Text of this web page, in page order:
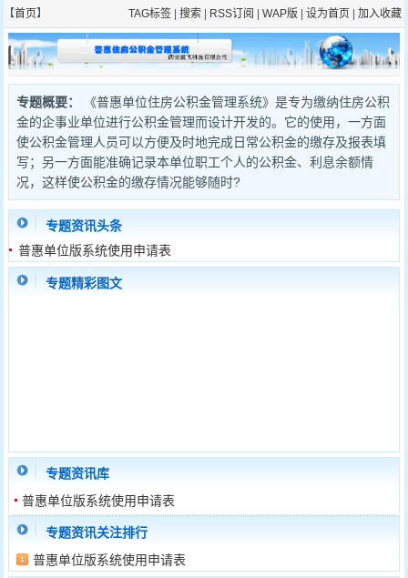
【首页】 TAG标签| 搜索| RSS订阅 WAP版 设为首页 加入收藏
专题概要：
《普惠单位住房公积金管理系统》是专为缴纳住房公积
金的企事业单位进行公积金管理而设计开发的。它的使用，一方面
使公积金管理人员可以方便及时地完成日常公积金的缴存及报表填
写；另一方面能准确记录本单位职工个人的公积金、利息余额情
况，这样使公积金的缴存情况能够随时?
专题资讯头条
1 2
普惠单位版系统使用申请表
专题精彩图文
专题资讯库
普惠单位版系统使用申请表
专题资讯关注排行
普惠单位版系统使用申请表